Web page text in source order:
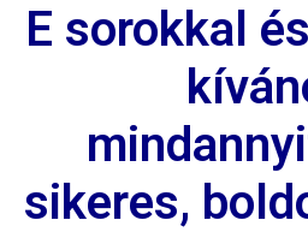
E sorokkal
sikeres,